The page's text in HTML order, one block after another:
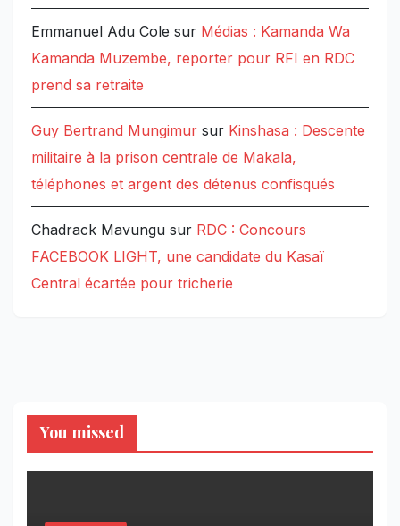
Emmanuel Adu Cole sur Médias : Kamanda Wa
Kamanda Muzembe, reporter pour RFI en RDC
prend sa retraite
Guy Bertrand Mungimur sur Kinshasa : Descente
militaire à la prison centrale de Makala,
téléphones et argent des détenus confisqués
Chadrack Mavungu sur RDC : Concours
FACEBOOK LIGHT, une candidate du Kasaï
Central écartée pour tricherie
You missed